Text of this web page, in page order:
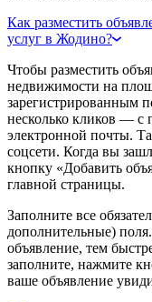
Как разместить
услуг в Жодино?
Чтобы разместить
недвижимости на
зарегистрированным
несколько кликов —
электронной почты.
соцсети. Когда вы
кнопку «Добавить
главной страницы.
Заполните все
дополнительные)
объявление, тем
заполните, нажмите
ваше объявление